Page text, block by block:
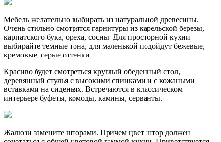
Мебель желательно выбирать из натуральной древесины.
Очень стильно смотрятся гарнитуры из карельской березы,
карпатского бука, ореха, сосны. Для просторной кухни
выбирайте темные тона, для маленькой подойдут бежевые,
кремовые, серые оттенки.
Красиво будет смотреться круглый обеденный стол,
деревянный стулья с высокими спинками и с кожаными
вставками на сиденьях. Встречаются в классическом
интерьере буфеты, комоды, камины, серванты.
Жалюзи замените шторами. Причем цвет штор должен